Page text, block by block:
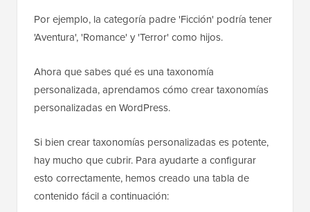
Por ejemplo, la categoría padre 'Ficción' podría tener
'Aventura', 'Romance' y 'Terror' como hijos.
Ahora que sabes qué es una taxonomía
personalizada, aprendamos cómo crear taxonomías
personalizadas en WordPress.
Si bien crear taxonomías personalizadas es potente,
hay mucho que cubrir. Para ayudarte a configurar
esto correctamente, hemos creado una tabla de
contenido fácil a continuación: